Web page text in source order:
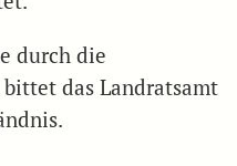
durch die
das Landratsamt